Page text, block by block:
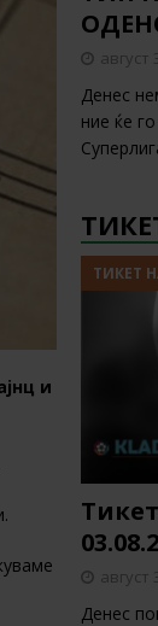
и
август
Денес
ние ќе
ТИКЕТ
август
Денес